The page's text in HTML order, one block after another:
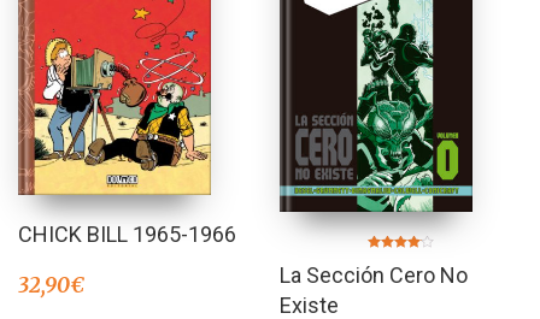
CHICK BILL 1965-1966
32,90€
en
4.00
La Sección Cero No
Existe